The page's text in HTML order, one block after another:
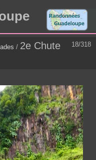
18/318
/ 2e Chute